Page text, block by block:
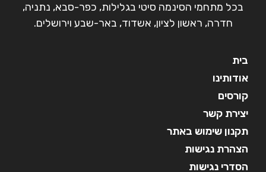
בכל מתחמי הסינמה סיטי בגלילות, כפר-סבא, נתניה,
חדרה, ראשון לציון, אשדוד, באר-שבע וירושלים.
בית
אודותינו
קורסים
יצירת קשר
תקנון שימוש באתר
הצהרת נגישות
הסדרי נגישות